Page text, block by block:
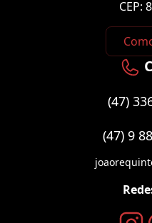
CEP:
(47)
(47) 9